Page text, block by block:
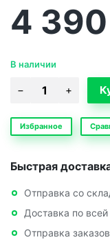
4 390
В наличии
Избранное
Быстрая
Отправка со
Доставка по
Отправка